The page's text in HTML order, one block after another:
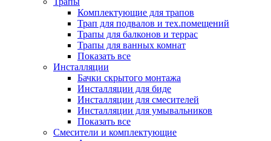
Комплектующие для трапов
Трап для подвалов и тех.помещений
Трапы для балконов и террас
Трапы для ванных комнат
Показать все
Инсталляции
Бачки скрытого монтажа
Инсталляции для биде
Инсталляции для смесителей
Инсталляции для умывальников
Показать все
Смесители и комплектующие